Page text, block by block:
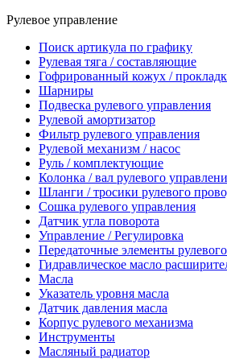
Рулевое управление
Поиск артикула по графику
Рулевая тяга / составляющие
Гофрированный кожух /
Шарниры
Подвеска рулевого управления
Рулевой амортизатор
Фильтр рулевого управления
Рулевой механизм / насос
Руль / комплектующие
Колонка / вал рулевого
Шланги / тросики рулевого
Сошка рулевого управления
Датчик угла поворота
Управление / Регулировка
Передаточные элементы
Гидравлическое масло
Масла
Указатель уровня масла
Датчик давления масла
Корпус рулевого механизма
Инструменты
Масляный радиатор